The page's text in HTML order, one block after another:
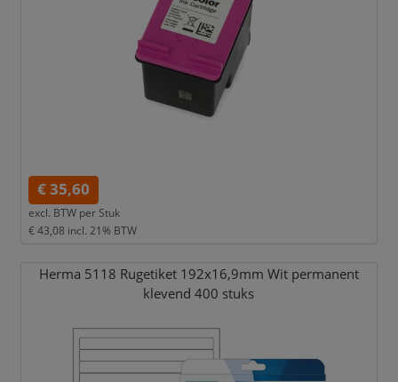
€ 35,60
excl. BTW per Stuk
€ 43,08 incl. 21% BTW
Herma 5118 Rugetiket 192x16,9mm Wit permanent
klevend 400 stuks